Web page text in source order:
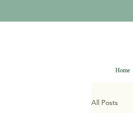
Home
All Posts